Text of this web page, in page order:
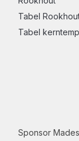
Tabel
Tabel
Sponsor